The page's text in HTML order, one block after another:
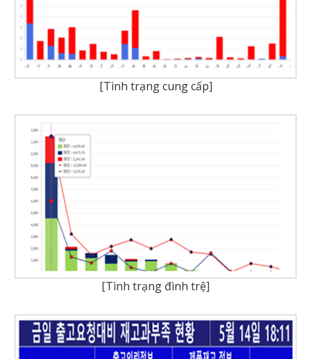
[Tình trạng cung cấp]
[Tình trạng đình trệ]